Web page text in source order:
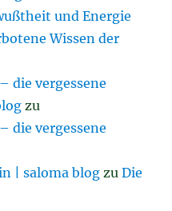
und Energie
Wissen der
die vergessene
zu
die vergessene
| saloma blog zuDie